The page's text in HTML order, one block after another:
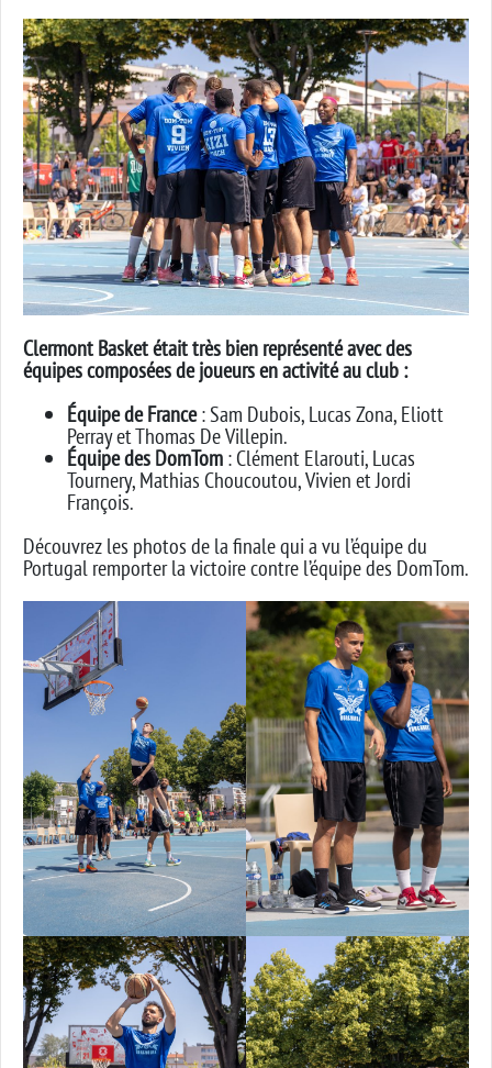
Clermont Basket était très bien représenté avec des
équipes composées de joueurs en activité au club :
Équipe de France: Sam Dubois, Lucas Zona, Eliott
Perray et Thomas De Villepin.
Équipe des DomTom : Clément Elarouti, Lucas
Tournery, Mathias Choucoutou, Vivien et Jordi
François.
Découvrez les photos de la finale qui a vu l’équipe du
Portugal remporter la victoire contre l’équipe des DomTom.